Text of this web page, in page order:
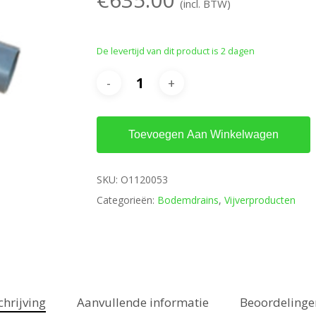
(incl. BTW)
De levertijd van dit product is 2 dagen
Toevoegen Aan Winkelwagen
SKU: O1120053
Categorieën: Bodemdrains, Vijverproducten
Aanvullende informatie